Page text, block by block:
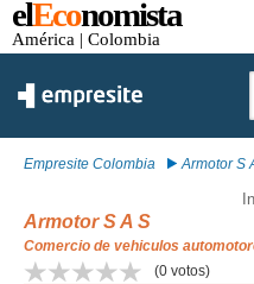
elEconomista
América | Colombia
Empresite Colombia Armotor S
Armotor S A S
Comercio de vehiculos
(0 votos)